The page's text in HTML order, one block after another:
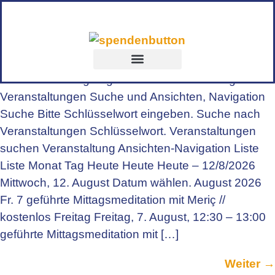
Veranstaltungen
12 Veranstaltungen gefunden. Veranstaltungen
Veranstaltungen Suche und Ansichten, Navigation
Suche Bitte Schlüsselwort eingeben. Suche nach
Veranstaltungen Schlüsselwort. Veranstaltungen
suchen Veranstaltung Ansichten-Navigation Liste
Liste Monat Tag Heute Heute Heute – 12/8/2026
Mittwoch, 12. August Datum wählen. August 2026
Fr. 7 geführte Mittagsmeditation mit Meriç //
kostenlos Freitag Freitag, 7. August, 12:30 – 13:00
geführte Mittagsmeditation mit […]
Weiter →